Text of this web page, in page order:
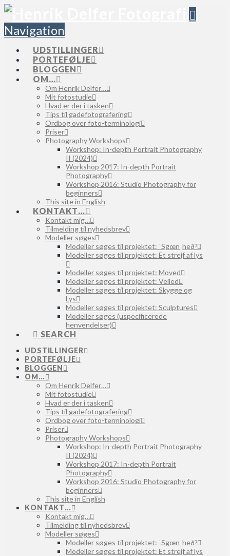
Navigation
UDSTILLINGER
PORTEFØLJE
BLOGGEN
OM…
Om Henrik Delfer…
Mit fotostudie
Hvad er der i tasken
Tips til gadefotografering
Ordbog over foto-terminologi
Priser
Photography Workshops
Workshop: In-depth Portrait Photography
II (2024)
Workshop 2017: In-depth Portrait
Photography
Workshop 2016: Studio Photography for
beginners
This site in English
KONTAKT…
Kontakt mig…
Tilmelding til nyhedsbrev
Modeller søges
Modeller søges til projektet: ˈSgœnˌheðˀ
Modeller søges til projektet: Et strejf af lys
Modeller søges til projektet: Moved
Modeller søges til projektet: Veiled
Modeller søges til projektet: Skygge og
Lys
Modeller søges til projektet: Sculptures
Modeller søges (uspecificerede
henvendelser)
SEARCH
UDSTILLINGER
PORTEFØLJE
BLOGGEN
OM…
Om Henrik Delfer…
Mit fotostudie
Hvad er der i tasken
Tips til gadefotografering
Ordbog over foto-terminologi
Priser
Photography Workshops
Workshop: In-depth Portrait Photography
II (2024)
Workshop 2017: In-depth Portrait
Photography
Workshop 2016: Studio Photography for
beginners
This site in English
KONTAKT…
Kontakt mig…
Tilmelding til nyhedsbrev
Modeller søges
Modeller søges til projektet: ˈSgœnˌheðˀ
Modeller søges til projektet: Et strejf af lys